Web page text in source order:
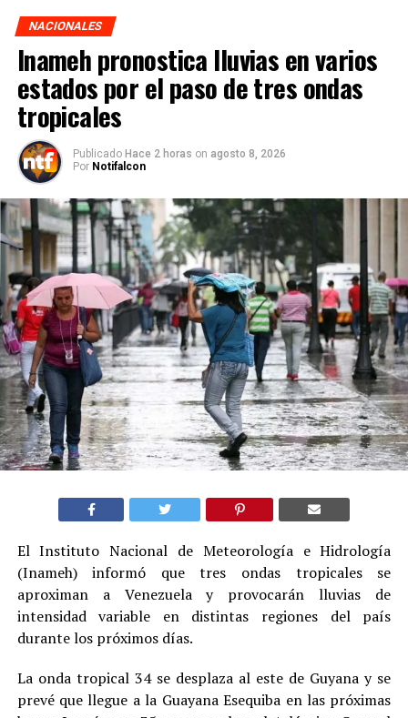
NACIONALES
Inameh pronostica lluvias en varios
estados por el paso de tres ondas
tropicales
Publicado Hace 2 horas on agosto 8, 2026
Por Notifalcon
El Instituto Nacional de Meteorología e Hidrología
(Inameh) informó que tres ondas tropicales se
aproximan a Venezuela y provocarán lluvias de
intensidad variable en distintas regiones del país
durante los próximos días.
La onda tropical 34 se desplaza al este de Guyana y se
prevé que llegue a la Guayana Esequiba en las próximas